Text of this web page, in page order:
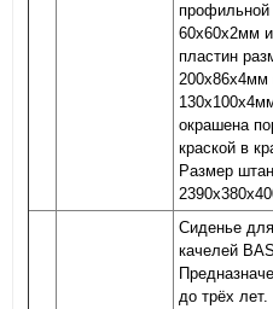
профильной
60х60х2мм
пластин
200х86х4мм
окрашена
краской в
Размер
Сиденье
качелей
до трёх